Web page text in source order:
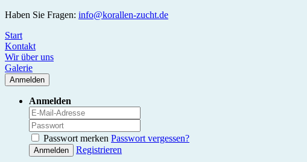
Haben Sie Fragen: info@korallen-zucht.de
Start
Kontakt
Wir über uns
Galerie
Anmelden
Anmelden
Passwort merken Passwort vergessen?
Anmelden Registrieren